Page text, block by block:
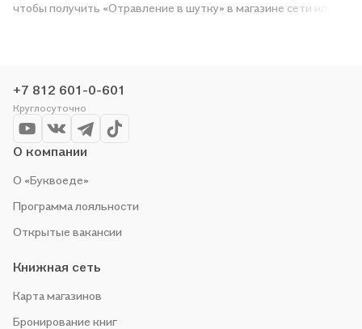
чтобы получить «Отравление в шутку» в магазине сети или
+7 812 601-0-601
Круглосуточно
О компании
О «Буквоеде»
Программа лояльности
Открытые вакансии
Книжная сеть
Карта магазинов
Бронирование книг